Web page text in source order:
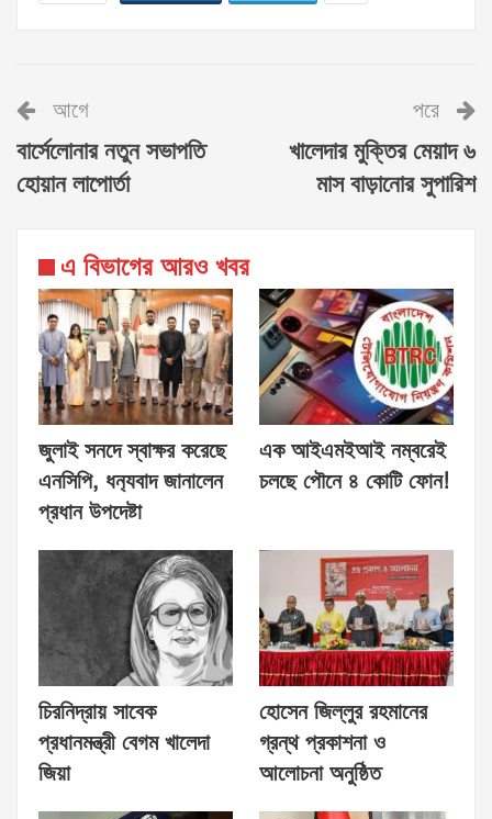
আগে
বার্সেলোনার নতুন সভাপতি
হোয়ান লাপোর্তা
পরে
খালেদার মুক্তির মেয়াদ ৬
মাস বাড়ানোর সুপারিশ
এ বিভাগের আরও খবর
জুলাই সনদে স্বাক্ষর করেছে
এনসিপি, ধন‍্যবাদ জানালেন
প্রধান উপদেষ্টা
এক আইএমইআই নম্বরেই
চলছে পৌনে ৪ কোটি ফোন!
চিরনিদ্রায় সাবেক
প্রধানমন্ত্রী বেগম খালেদা
জিয়া
হোসেন জিল্লুর রহমানের
গ্রন্থ প্রকাশনা ও
আলোচনা অনুষ্ঠিত